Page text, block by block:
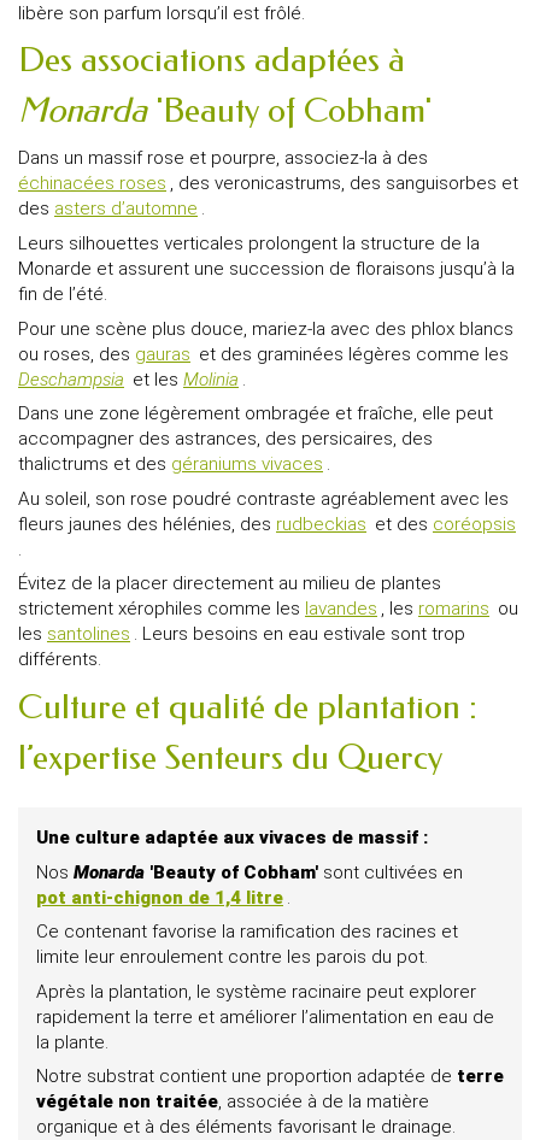
libère son parfum lorsqu’il est frôlé.
Des associations adaptées à
Monarda'Beauty of Cobham'
Dans un massif rose et pourpre, associez-la à des
échinacées roses , des veronicastrums, des sanguisorbes et
des asters d’automne .
Leurs silhouettes verticales prolongent la structure de la
Monarde et assurent une succession de floraisons jusqu’à la
fin de l’été.
Pour une scène plus douce, mariez-la avec des phlox blancs
ou roses, des gauras et des graminées légères comme les
Deschampsia et les Molinia
Dans une zone légèrement ombragée et fraîche, elle peut
accompagner des astrances, des persicaires, des
thalictrums et des géraniums vivaces .
Au soleil, son rose poudré contraste agréablement avec les
fleurs jaunes des hélénies, des rudbeckias et des coréopsis
.
Évitez de la placer directement au milieu de plantes
strictement xérophiles comme les lavandes , les romarins ou
les santolines . Leurs besoins en eau estivale sont trop
différents.
Culture et qualité de plantation :
l’expertise Senteurs du Quercy
Une culture adaptée aux vivaces de massif :
Nos Monarda 'Beauty of Cobham' sont cultivées en
pot anti-chignon de 1,4 litre
Ce contenant favorise la ramification des racines et
limite leur enroulement contre les parois du pot.
Après la plantation, le système racinaire peut explorer
rapidement la terre et améliorer l’alimentation en eau de
la plante.
Notre substrat contient une proportion adaptée de terre
végétale non traitée, associée à de la matière
organique et à des éléments favorisant le drainage.